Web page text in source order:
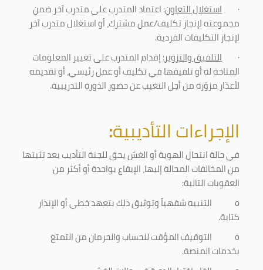
· استغلال التعاون: اعتماد المتدرب على متدرب آخر ضمن
مجموعته لإنجاز تكليف/عمل مشترك، أو استغلال متدرب آخر
لإنجاز التكليفات الفردية.
· التلفيق والتزوير: إقدام المتدرب على تغيير المعلومات
المتاحة له أو تلفيقها في تكليف أو عمل رئيسي، أو تقديمه
لأعذار مزوّرة من أجل التغيب عن حضور الدورة التدريبية.
الإجراءات التأديبية:
في حالة انتحال الهوية أو الغش يحق للجنة التأديب بعد تثبتها
من المخالفات المحالة إليها، الإيقاع بواحدة أو أكثر من
العقوبات التالية:
o
التنبيه شفهياً وتوثيق ذلك بتعهد خطي أو الإنذار
كتابة.
o
التوقيف المؤقت للحساب والحرمان من التمتع
بخدمات المنصة.